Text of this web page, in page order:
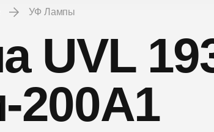
УФ Лампы
UVL
200А1